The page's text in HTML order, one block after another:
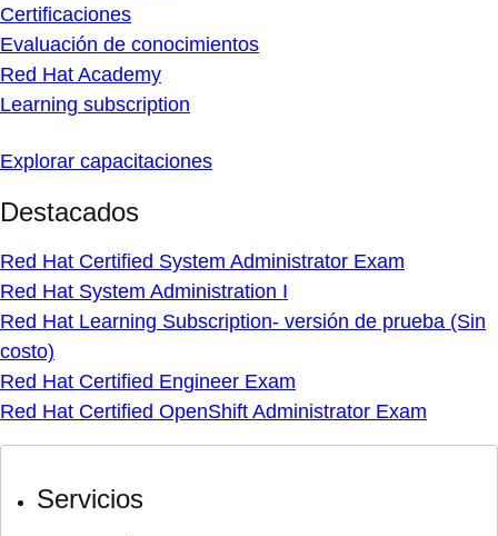
Certificaciones
Evaluación de conocimientos
Red Hat Academy
Learning subscription
Explorar capacitaciones
Destacados
Red Hat Certified System Administrator Exam
Red Hat System Administration I
Red Hat Learning Subscription- versión de prueba (Sin
costo)
Red Hat Certified Engineer Exam
Red Hat Certified OpenShift Administrator Exam
Servicios